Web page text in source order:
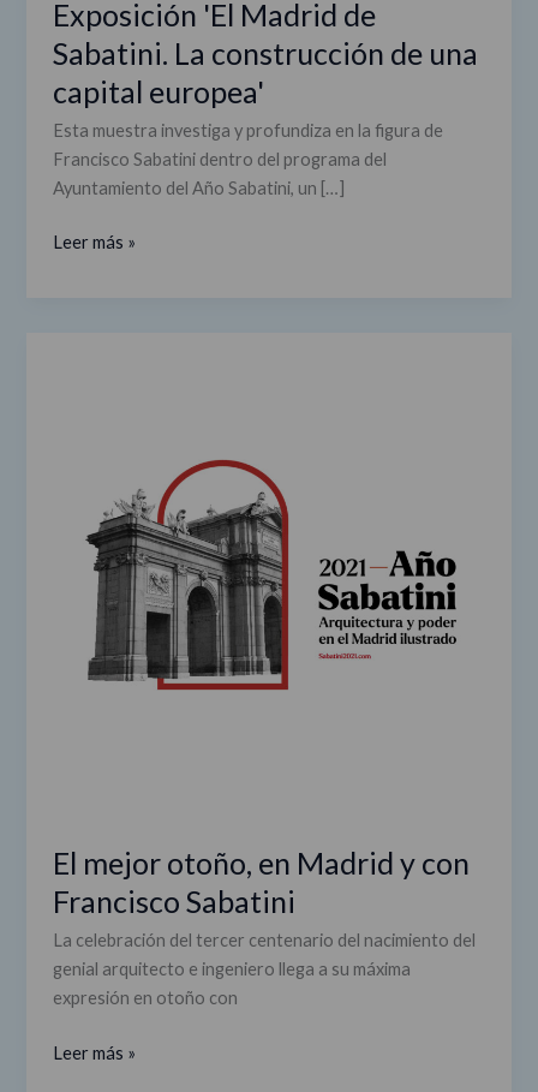
Exposición 'El Madrid de
Sabatini. La construcción de una
capital europea'
Esta muestra investiga y profundiza en la figura de
Francisco Sabatini dentro del programa del
Ayuntamiento del Año Sabatini, un […]
europea'
Leer más »
El mejor otoño, en Madrid y con
Francisco Sabatini
La celebración del tercer centenario del nacimiento del
genial arquitecto e ingeniero llega a su máxima
expresión en otoño con
Francisco
Sabatini
Leer más »